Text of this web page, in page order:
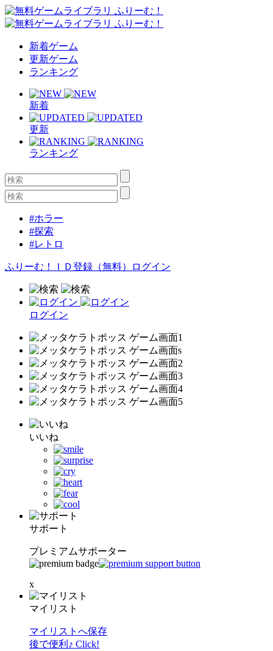
新着ゲーム
更新ゲーム
ランキング
新着
更新
ランキング
#ホラー
#探索
#レトロ
ふりーむ！ＩＤ登録（無料） ログイン
ログイン
いいね
サポート
プレミアムサポーター
x
マイリスト
マイリストへ保存
後で便利♪ Click!